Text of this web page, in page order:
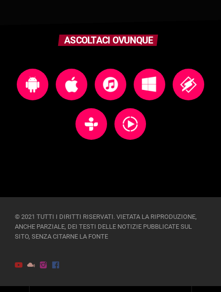
ASCOLTACI OVUNQUE
© 2021 TUTTI I DIRITTI RISERVATI. VIETATA LA RIPRODUZIONE,
ANCHE PARZIALE, DEI TESTI DELLE NOTIZIE PUBBLICATE SUL
SITO, SENZA CITARNE LA FONTE